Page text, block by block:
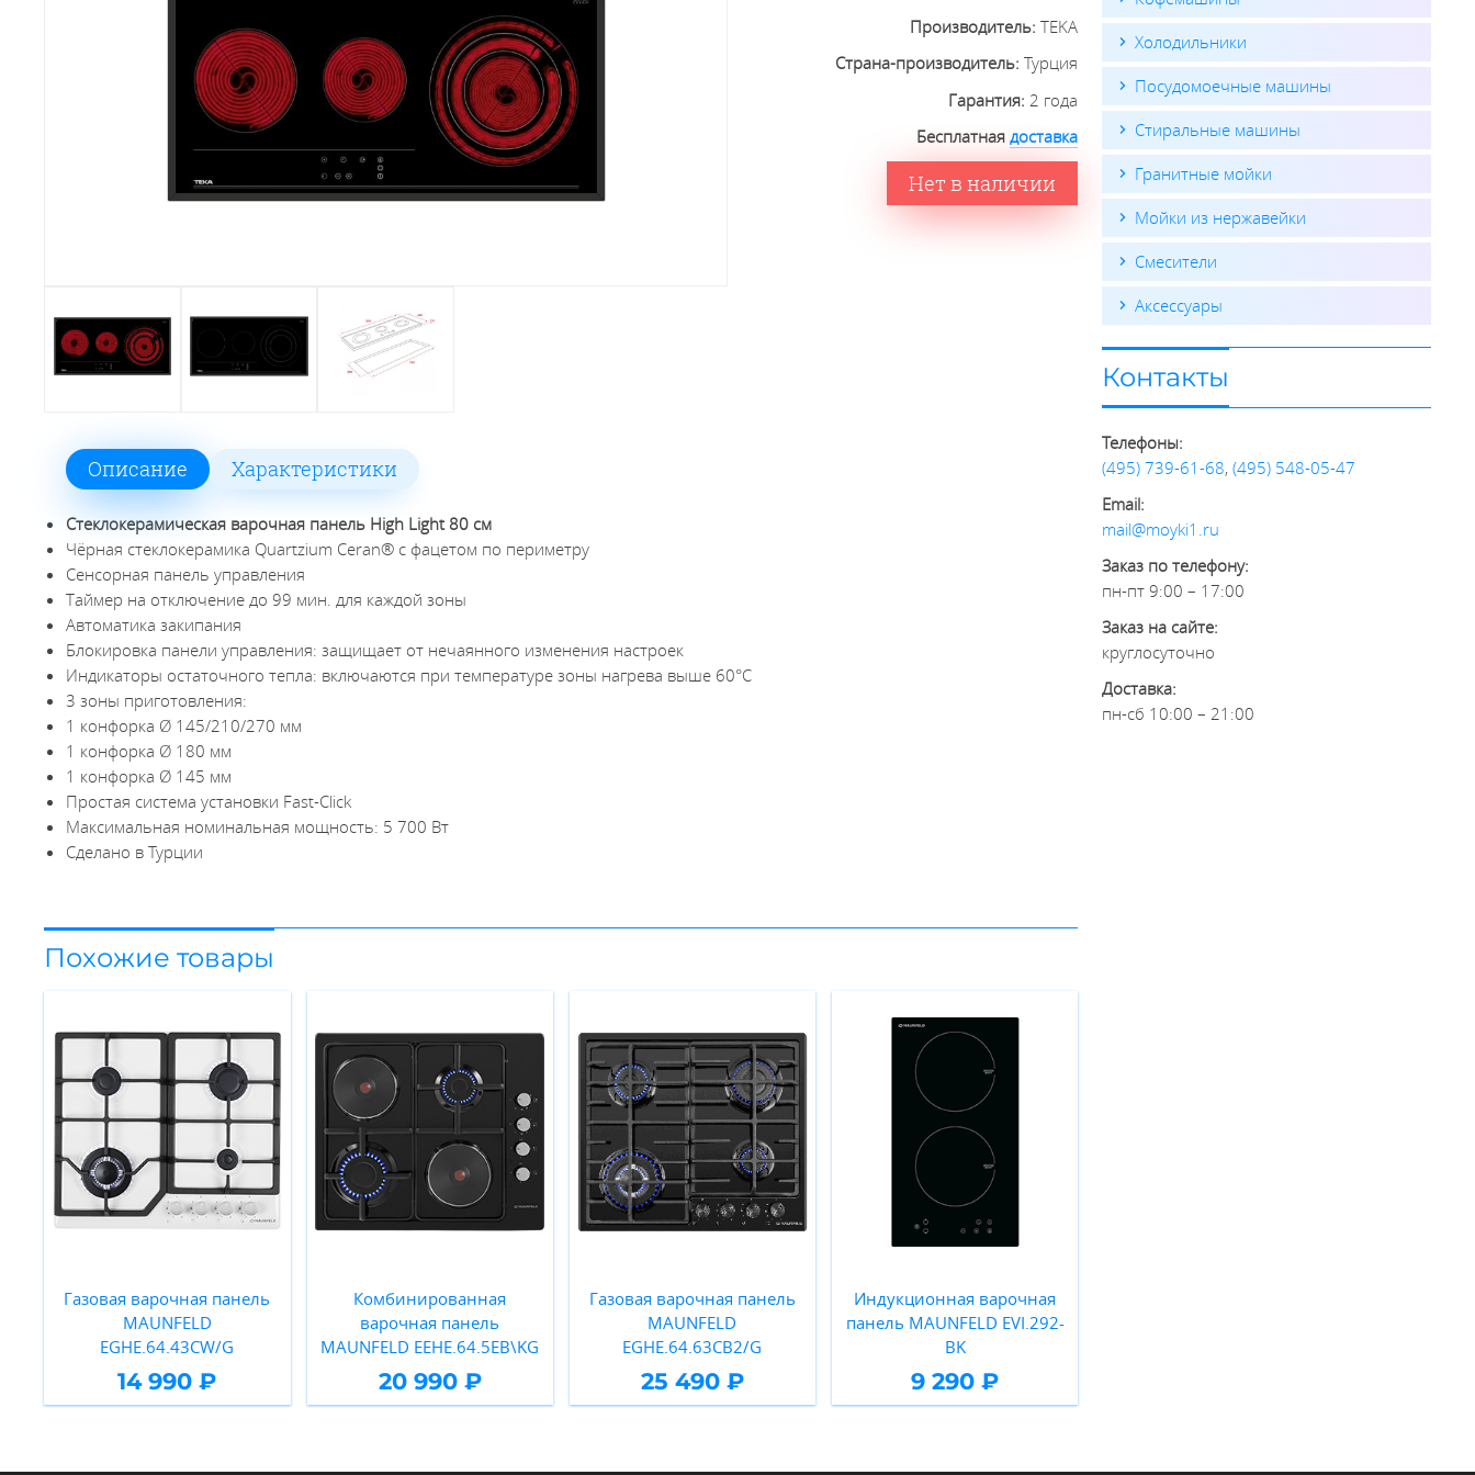
Производитель:TEKA
Страна-производитель:Турция
Гарантия: 2 года
Бесплатнаядоставка
Нет в наличии
Описание Характеристики
Стеклокерамическая варочная панель High Light 80 см
Чёрная стеклокерамика Quartzium Ceran® с фацетом по периметру
Сенсорная панель управления
Таймер на отключение до 99 мин. для каждой зоны
Автоматика закипания
Блокировка панели управления: защищает от нечаянного изменения настроек
Индикаторы остаточного тепла: включаются при температуре зоны нагрева выше 60°С
3 зоны приготовления:
1 конфорка Ø 145/210/270 мм
1 конфорка Ø 180 мм
1 конфорка Ø 145 мм
Простая система установки Fast-Click
Максимальная номинальная мощность: 5 700 Вт
Сделано в Турции
Похожие товары
Газовая варочная панель
MAUNFELD
EGHE.64.43CW/G
14 990 ₽
Комбинированная
варочная панель
MAUNFELD EEHE.64.5EB\KG
20 990 ₽
Газовая варочная панель
MAUNFELD
EGHE.64.63CB2/G
25 490 ₽
Индукционная варочная
панель MAUNFELD EVI.292-
BK
9 290 ₽
Холодильники
Посудомоечные машины
Стиральные машины
Гранитные мойки
Мойки из нержавейки
Смесители
Аксессуары
Контакты
Телефоны:
(495) 739-61-68, (495) 548-05-47
Email:
mail@moyki1.ru
Заказ по телефону:
пн-пт 9:00 – 17:00
Заказ на сайте:
круглосуточно
Доставка:
пн-сб 10:00 – 21:00